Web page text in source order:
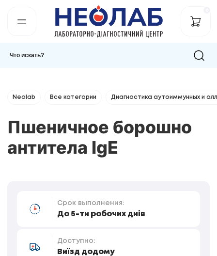
Neolab Все категории Диагностика аутоиммунных и
Пшеничное борошно
антитела IgE
Срок выполнения:
До 5-ти робочих днів
Доступно:
Виїзд додому